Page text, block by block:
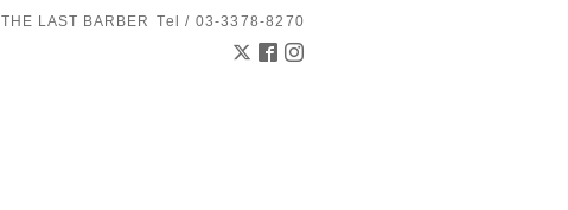
THE LAST BARBER Tel / 03-3378-8270